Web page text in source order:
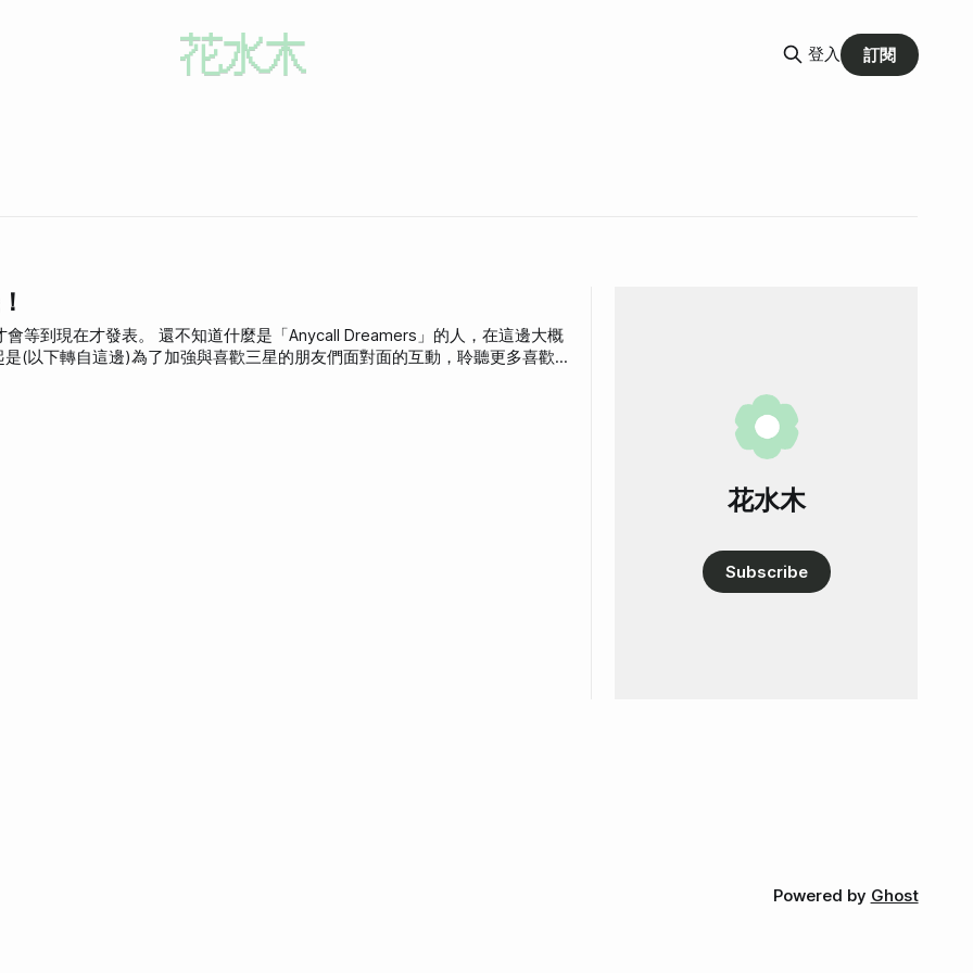
登入 訂閱
Dreamers」的人，在這邊大概
(以下轉自這邊)為了加強與喜歡三星的朋友們面對面的互動，聆聽更多喜歡
這裡，你可以結交同樣是三星手機愛好者的夥伴，建立屬於自己的社群，與
花水木
Subscribe
Powered by Ghost